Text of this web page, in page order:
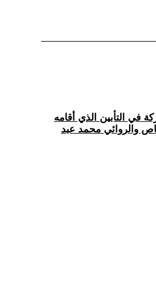
في التأبين الذي أقامه
والروائي محمد عبد